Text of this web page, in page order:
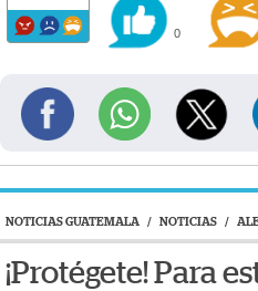
0
NOTICIAS GUATEMALA / NOTICIAS /
¡Protégete! Para